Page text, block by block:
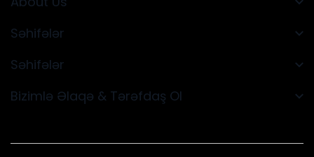
Səhifələr
Səhifələr
Bizimlə Əlaqə & Tərəfdaş Ol